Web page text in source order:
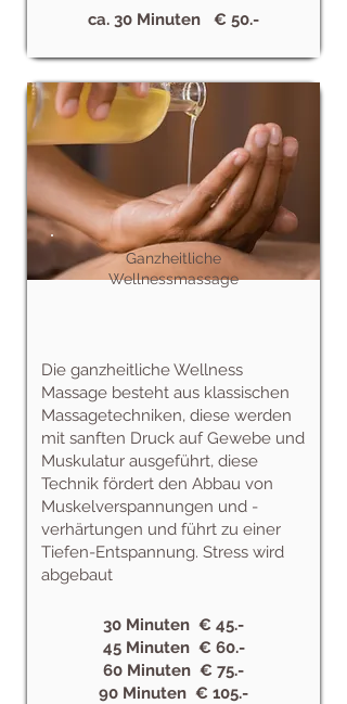
ca. 30 Minuten € 50.-
Ganzheitliche
Wellnessmassage
Die ganzheitliche Wellness
Massage besteht aus klassischen
Massagetechniken, diese werden
mit sanften Druck auf Gewebe und
Muskulatur ausgeführt, diese
Technik fördert den Abbau von
Muskelverspannungen und -
verhärtungen und führt zu einer
Tiefen-Entspannung. Stress wird
abgebaut
30 Minuten € 45.-
45 Minuten € 60.-
60 Minuten € 75.-
90 Minuten € 105.-